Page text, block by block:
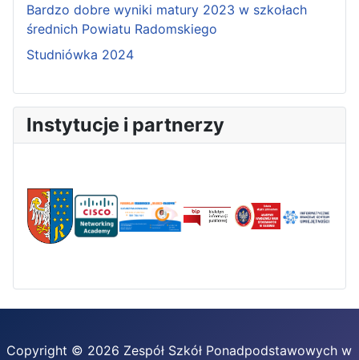
Bardzo dobre wyniki matury 2023 w szkołach
średnich Powiatu Radomskiego
Studniówka 2024
Instytucje i partnerzy
Copyright © 2026 Zespół Szkół Ponadpodstawowych w